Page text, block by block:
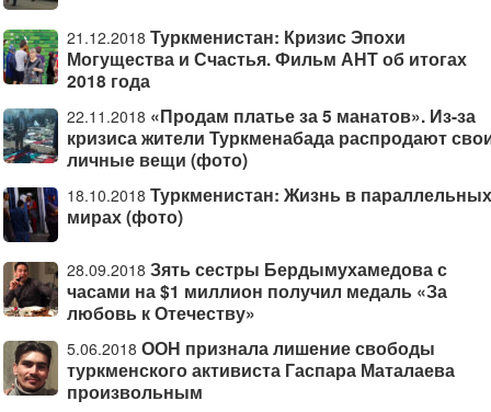
21.12.2018 Туркменистан: Кризис Эпохи
Могущества и Счастья. Фильм АНТ об итогах
2018 года
22.11.2018 «Продам платье за 5 манатов». Из-за
кризиса жители Туркменабада распродают
личные вещи (фото)
18.10.2018 Туркменистан: Жизнь в параллельных
мирах (фото)
28.09.2018 Зять сестры Бердымухамедова с
часами на $1 миллион получил медаль «За
любовь к Отечеству»
5.06.2018 ООН признала лишение свободы
туркменского активиста Гаспара Маталаева
произвольным